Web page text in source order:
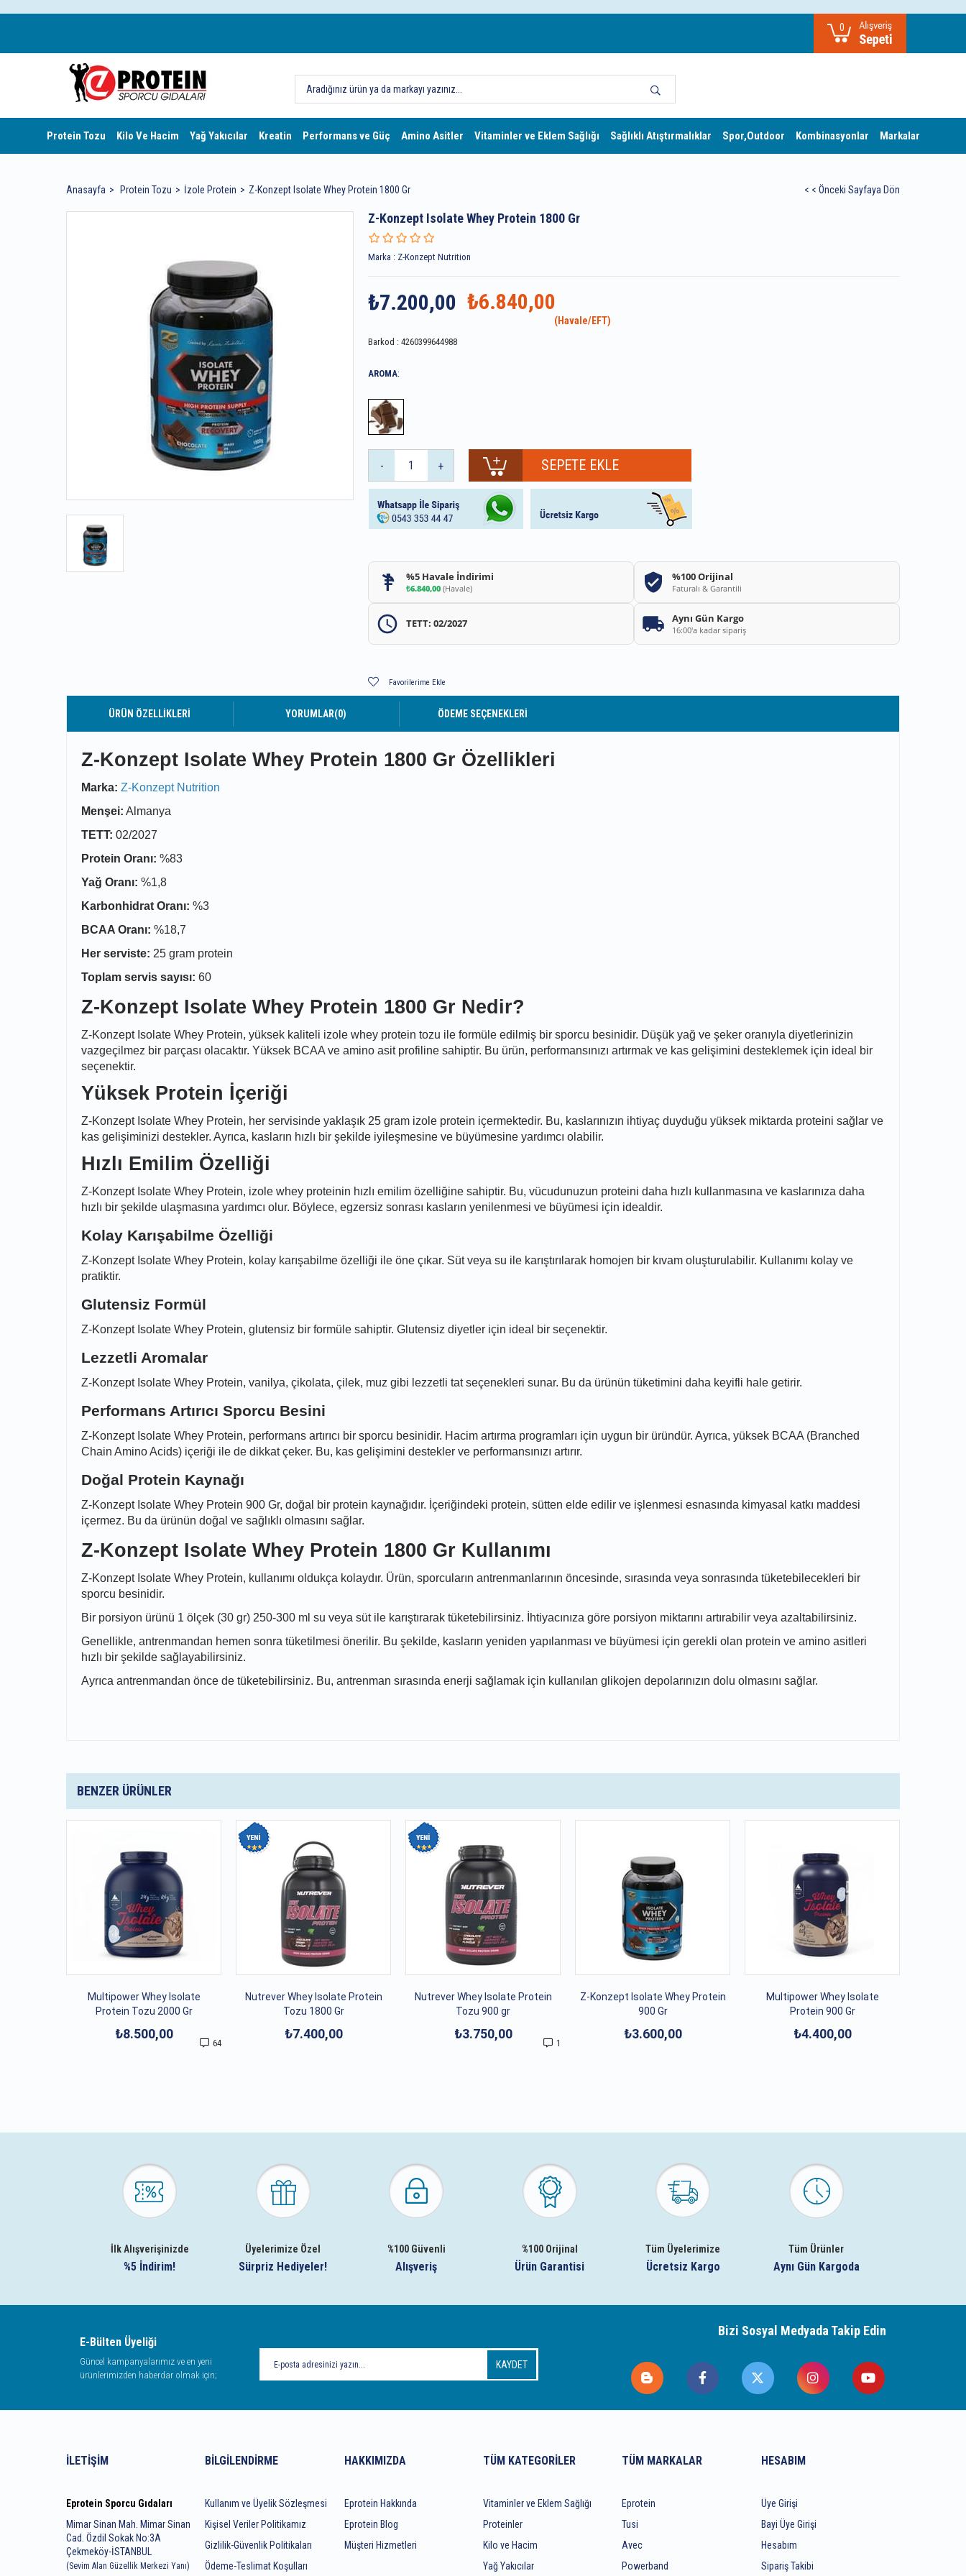
0
Protein Tozu Kilo Ve Hacim Yağ Yakıcılar Kreatin Performans ve Güç Amino Asitler Vitaminler ve Eklem Sağlığı Sağlıklı Atıştırmalıklar Spor,Outdoor Kombinasyonlar Markalar
Anasayfa Protein Tozu İzole Protein Z-Konzept Isolate Whey Protein 1800 Gr < < Önceki Sayfaya Dön
Z-Konzept Isolate Whey Protein 1800 Gr
Marka : Z-Konzept Nutrition
₺7.200,00 ₺6.840,00
Barkod : 4260399644988
AROMA:
+
-
%5 Havale İndirimi
₺6.840,00 (Havale)
%100 Orijinal
Faturalı & Garantili
TETT: 02/2027 Aynı Gün Kargo
16:00'a kadar sipariş
Favorilerime Ekle
ÜRÜN ÖZELLIKLERI YORUMLAR(0) ÖDEME SEÇENEKLERI
Z-Konzept Isolate Whey Protein 1800 Gr Özellikleri
Marka: Z-Konzept Nutrition
Menşei: Almanya
TETT: 02/2027
Protein Oranı: %83
Yağ Oranı: %1,8
Karbonhidrat Oranı: %3
BCAA Oranı: %18,7
Her serviste: 25 gram protein
Toplam servis sayısı: 60
Z-Konzept Isolate Whey Protein 1800 Gr Nedir?
Z-Konzept Isolate Whey Protein, yüksek kaliteli izole whey protein tozu ile formüle edilmiş bir sporcu besinidir. Düşük yağ ve şeker oranıyla diyetlerinizin
vazgeçilmez bir parçası olacaktır. Yüksek BCAA ve amino asit profiline sahiptir. Bu ürün, performansınızı artırmak ve kas gelişimini desteklemek için ideal bir
seçenektir.
Yüksek Protein İçeriği
Z-Konzept Isolate Whey Protein, her servisinde yaklaşık 25 gram izole protein içermektedir. Bu, kaslarınızın ihtiyaç duyduğu yüksek miktarda proteini sağlar ve
kas gelişiminizi destekler. Ayrıca, kasların hızlı bir şekilde iyileşmesine ve büyümesine yardımcı olabilir.
Hızlı Emilim Özelliği
Z-Konzept Isolate Whey Protein, izole whey proteinin hızlı emilim özelliğine sahiptir. Bu, vücudunuzun proteini daha hızlı kullanmasına ve kaslarınıza daha
hızlı bir şekilde ulaşmasına yardımcı olur. Böylece, egzersiz sonrası kasların yenilenmesi ve büyümesi için idealdir.
Kolay Karışabilme Özelliği
Z-Konzept Isolate Whey Protein, kolay karışabilme özelliği ile öne çıkar. Süt veya su ile karıştırılarak homojen bir kıvam oluşturulabilir. Kullanımı kolay ve
pratiktir.
Glutensiz Formül
Z-Konzept Isolate Whey Protein, glutensiz bir formüle sahiptir. Glutensiz diyetler için ideal bir seçenektir.
Lezzetli Aromalar
Z-Konzept Isolate Whey Protein, vanilya, çikolata, çilek, muz gibi lezzetli tat seçenekleri sunar. Bu da ürünün tüketimini daha keyifli hale getirir.
Performans Artırıcı Sporcu Besini
Z-Konzept Isolate Whey Protein, performans artırıcı bir sporcu besinidir. Hacim artırma programları için uygun bir üründür. Ayrıca, yüksek BCAA (Branched
Chain Amino Acids) içeriği ile de dikkat çeker. Bu, kas gelişimini destekler ve performansınızı artırır.
Doğal Protein Kaynağı
Z-Konzept Isolate Whey Protein 900 Gr, doğal bir protein kaynağıdır. İçeriğindeki protein, sütten elde edilir ve işlenmesi esnasında kimyasal katkı maddesi
içermez. Bu da ürünün doğal ve sağlıklı olmasını sağlar.
Z-Konzept Isolate Whey Protein 1800 Gr Kullanımı
Z-Konzept Isolate Whey Protein, kullanımı oldukça kolaydır. Ürün, sporcuların antrenmanlarının öncesinde, sırasında veya sonrasında tüketebilecekleri bir
sporcu besinidir.
Bir porsiyon ürünü 1 ölçek (30 gr) 250-300 ml su veya süt ile karıştırarak tüketebilirsiniz. İhtiyacınıza göre porsiyon miktarını artırabilir veya azaltabilirsiniz.
Genellikle, antrenmandan hemen sonra tüketilmesi önerilir. Bu şekilde, kasların yeniden yapılanması ve büyümesi için gerekli olan protein ve amino asitleri
hızlı bir şekilde sağlayabilirsiniz.
Ayrıca antrenmandan önce de tüketebilirsiniz. Bu, antrenman sırasında enerji sağlamak için kullanılan glikojen depolarınızın dolu olmasını sağlar.
BENZER ÜRÜNLER
Multipower Whey Isolate
Protein Tozu 2000 Gr
64
₺8.500,00
Nutrever Whey Isolate Protein
Tozu 1800 Gr
₺7.400,00
Nutrever Whey Isolate Protein
Tozu 900 gr
1
₺3.750,00
Z-Konzept Isolate Whey Protein
900 Gr
₺3.600,00
Multipower Whey Isolate
Protein 900 Gr
₺4.400,00
İlk Alışverişinizde
%5 İndirim!
Üyelerimize Özel
Sürpriz Hediyeler!
%100 Güvenli
Alışveriş
%100 Orijinal
Ürün Garantisi
Tüm Üyelerimize
Ücretsiz Kargo
Tüm Ürünler
Aynı Gün Kargoda
E-Bülten Üyeliği
Güncel kampanyalarımız ve en yeni
ürünlerimizden haberdar olmak için;
KAYDET
Bizi Sosyal Medyada Takip Edin
İLETIŞIM
Eprotein Sporcu Gıdaları
Mimar Sinan Mah. Mimar Sinan
Cad. Özdil Sokak No:3A
Çekmeköy-İSTANBUL
(Sevim Alan Güzellik Merkezi Yanı)
BILGILENDIRME
Kullanım ve Üyelik Sözleşmesi
Kişisel Veriler Politikamız
Gizlilik-Güvenlik Politikaları
Ödeme-Teslimat Koşulları
HAKKIMIZDA
Eprotein Hakkında
Eprotein Blog
Müşteri Hizmetleri
TÜM KATEGORILER
Vitaminler ve Eklem Sağlığı
Proteinler
Kilo ve Hacim
Yağ Yakıcılar
TÜM MARKALAR
Eprotein
Tusi
Avec
Powerband
HESABIM
Üye Girişi
Bayi Üye Girişi
Hesabım
Sipariş Takibi